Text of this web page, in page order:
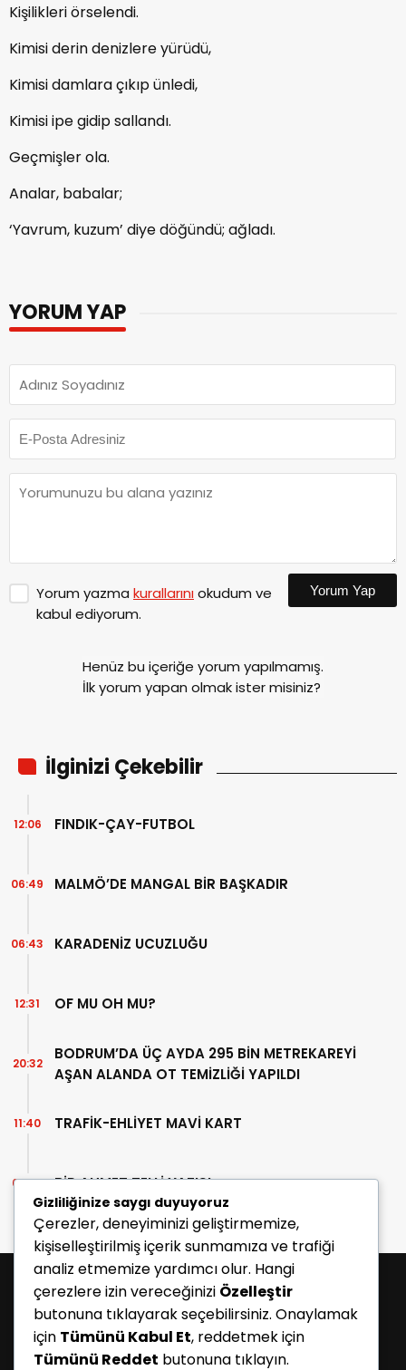
Kişilikleri örselendi.
Kimisi derin denizlere yürüdü,
Kimisi damlara çıkıp ünledi,
Kimisi ipe gidip sallandı.
Geçmişler ola.
Analar, babalar;
‘Yavrum, kuzum’ diye döğündü; ağladı.
YORUM YAP
Yorum yazma kurallarınıokudum ve
kabul ediyorum.
Yorum Yap
Henüz bu içeriğe yorum yapılmamış.
İlk yorum yapan olmak ister misiniz?
İlginizi Çekebilir
FINDIK-ÇAY-FUTBOL
12:06
MALMÖ’DE MANGAL BİR BAŞKADIR
06:49
KARADENİZ UCUZLUĞU
06:43
OF MU OH MU?
12:31
BODRUM’DA ÜÇ AYDA 295 BİN METREKAREYİ
AŞAN ALANDA OT TEMİZLİĞİ YAPILDI
20:32
TRAFİK-EHLİYET MAVİ KART
11:40
BİR AHMET TELLİ YAZISI
07:30
Gizliliğinize saygı duyuyoruz
Çerezler, deneyiminizi geliştirmemize,
kişiselleştirilmiş içerik sunmamıza ve trafiği
analiz etmemize yardımcı olur. Hangi
çerezlere izin vereceğinizi Özelleştir
butonuna tıklayarak seçebilirsiniz. Onaylamak
için Tümünü Kabul Et, reddetmek için
Tümünü Reddet butonuna tıklayın.